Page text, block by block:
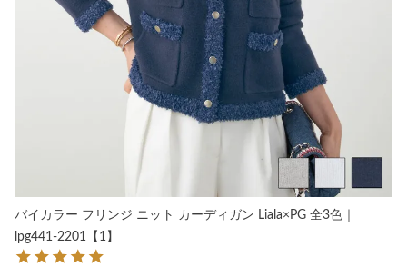
バイカラー フリンジ ニット カーディガン Liala×PG 全3色｜
lpg441-2201【1】